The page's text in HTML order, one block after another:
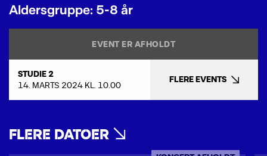
Aldersgruppe: 5-8 år
EVENT ER AFHOLDT
STUDIE 2
14. MARTS 2024 KL. 10.00
FLERE EVENTS
FLERE DATOER